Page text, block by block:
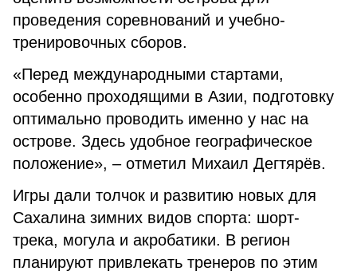
проведения соревнований и учебно-
тренировочных сборов.
«Перед международными стартами,
особенно проходящими в Азии, подготовку
оптимально проводить именно у нас на
острове. Здесь удобное географическое
положение», – отметил Михаил Дегтярёв.
Игры дали толчок и развитию новых для
Сахалина зимних видов спорта: шорт-
трека, могула и акробатики. В регион
планируют привлекать тренеров по этим